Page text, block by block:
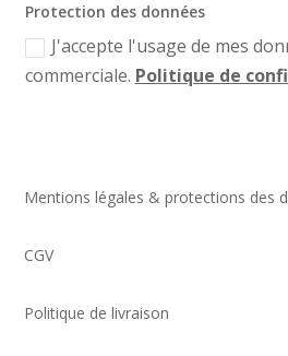
Protection des données
J'accepte l'usage de mes
commerciale. Politique de
Mentions légales & protections des
CGV
Politique de livraison